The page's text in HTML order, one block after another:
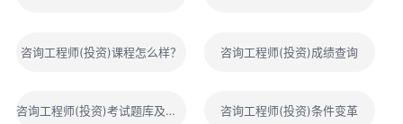
咨询工程师(投资)课程怎么样？ 咨询工程师(投资)成绩查询
咨询工程师(投资)考试题库及解析 咨询工程师(投资)条件变革